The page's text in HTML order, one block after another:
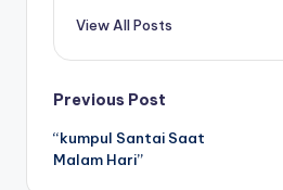
View All Posts
Post
navigation
Previous Post
“kumpul Santai Saat
Malam Hari”